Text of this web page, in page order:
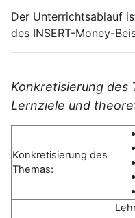
Der Unterrichtsablauf
des INSERT-Money-
Konkretisierung des
Lernziele und
Konkretisierung des
Themas: